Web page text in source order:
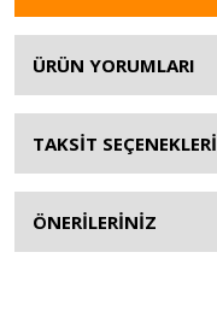
ÜRÜN YORUMLARI
TAKSİT SEÇENEKLERİ
ÖNERİLERİNİZ